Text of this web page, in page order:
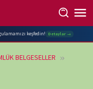
keşfedin! Detaylar →
BELGESELLER